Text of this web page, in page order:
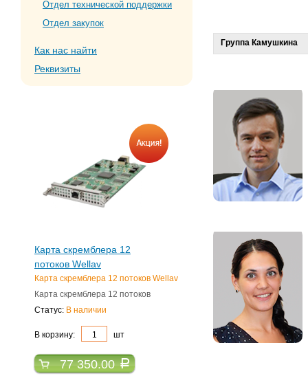
Отдел технической поддержки
Отдел закупок
Как нас найти
Реквизиты
Карта скремблера 12
потоков Wellav
Карта скремблера 12 потоков Wellav
Карта скремблера 12 потоков
Статус: В наличии
В корзину: шт
77 350.00a
Группа Камушкина